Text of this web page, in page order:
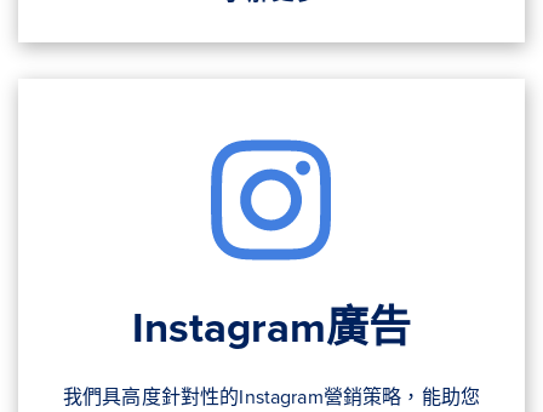
Instagram廣告
我們具高度針對性的Instagram營銷策略，能助您